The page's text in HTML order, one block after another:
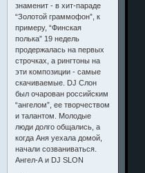
знаменит - в хит-параде
“Золотой граммофон”, к
примеру, “Финская
полька” 19 недель
продержалась на первых
строчках, а рингтоны на
эти композиции - самые
скачиваемые. DJ Слон
был очарован российским
“ангелом”, ее творчеством
и талантом. Молодые
люди долго общались, а
когда Аня уехала домой,
начали созваниваться.
Ангел-А и DJ SLON